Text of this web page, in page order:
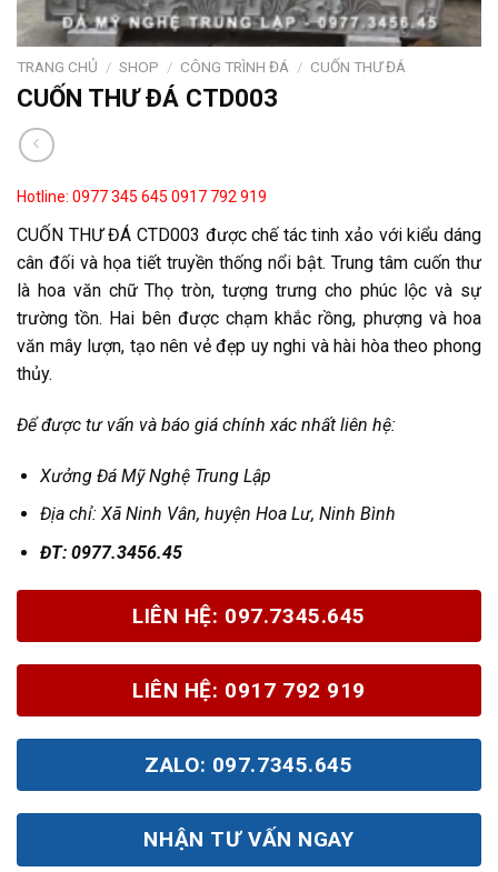
TRANG CHỦ / SHOP / CÔNG TRÌNH ĐÁ / CUỐN THƯ ĐÁ
CUỐN THƯ ĐÁ CTD003
Hotline: 0977 345 645 0917 792 919
CUỐN THƯ ĐÁ CTD003 được chế tác tinh xảo với kiểu dáng
cân đối và họa tiết truyền thống nổi bật. Trung tâm cuốn thư
là hoa văn chữ Thọ tròn, tượng trưng cho phúc lộc và sự
trường tồn. Hai bên được chạm khắc rồng, phượng và hoa
văn mây lượn, tạo nên vẻ đẹp uy nghi và hài hòa theo phong
thủy.
Để được tư vấn và báo giá chính xác nhất liên hệ:
Xưởng Đá Mỹ Nghệ Trung Lập
Địa chỉ: Xã Ninh Vân, huyện Hoa Lư, Ninh Bình
ĐT: 0977.3456.45
LIÊN HỆ: 097.7345.645
LIÊN HỆ: 0917 792 919
ZALO: 097.7345.645
NHẬN TƯ VẤN NGAY